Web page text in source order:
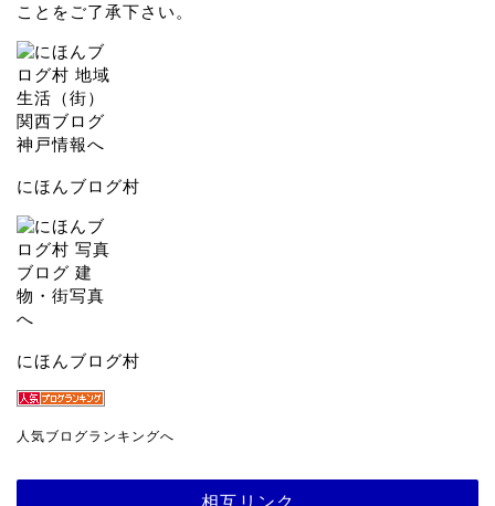
ことをご了承下さい。
にほんブログ村
にほんブログ村
人気ブログランキングへ